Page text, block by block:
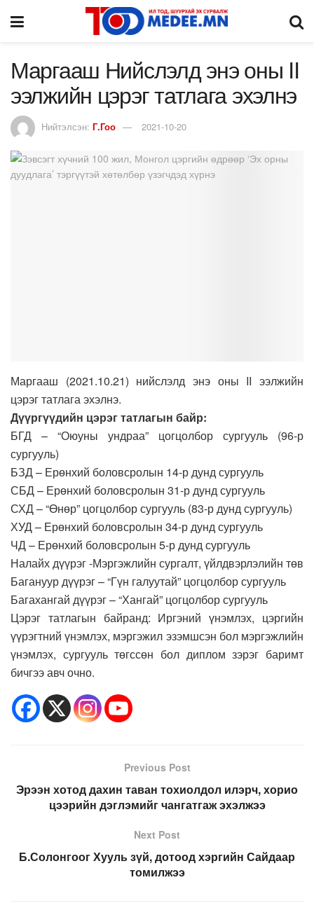
Маргааш Нийслэлд энэ оны II
ээлжийн цэрэг татлага эхэлнэ
Нийтэлсэн: Г.Гоо 2021-10-20
Маргааш (2021.10.21) нийслэлд энэ оны II ээлжийн
цэрэг татлага эхэлнэ.
Дүүргүүдийн цэрэг татлагын байр:
БГД – “Оюуны ундраа” цогцолбор сургууль (96-р
сургууль)
БЗД – Ерөнхий боловсролын 14-р дунд сургууль
СБД – Ерөнхий боловсролын 31-р дунд сургууль
СХД – “Өнөр” цогцолбор сургууль (83-р дунд сургууль)
ХУД – Ерөнхий боловсролын 34-р дунд сургууль
ЧД – Ерөнхий боловсролын 5-р дунд сургууль
Налайх дүүрэг -Мэргэжлийн сургалт, үйлдвэрлэлийн төв
Багануур дүүрэг – “Гүн галуутай” цогцолбор сургууль
Багахангай дүүрэг – “Хангай” цогцолбор сургууль
Цэрэг татлагын байранд: Иргэний үнэмлэх, цэргийн
үүрэгтний үнэмлэх, мэргэжил эзэмшсэн бол мэргэжлийн
үнэмлэх, сургууль төгссөн бол диплом зэрэг баримт
бичгээ авч очно.
Previous Post
Эрээн хотод дахин таван тохиолдол илэрч, хорио
цээрийн дэглэмийг чангатгаж эхэлжээ
Next Post
Б.Солонгоог Хууль зүй, дотоод хэргийн Сайдаар
томилжээ